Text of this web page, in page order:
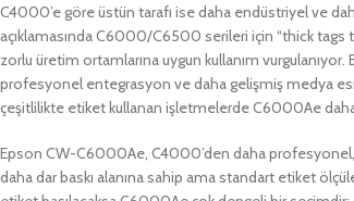
C4000’e göre üstün tarafı ise daha endüstriyel ve
açıklamasında C6000/C6500 serileri için “thick tags
zorlu üretim ortamlarına uygun kullanım
profesyonel entegrasyon ve daha gelişmiş medya
çeşitlilikte etiket kullanan işletmelerde C6000Ae
Epson CW-C6000Ae, C4000’den daha
daha dar baskı alanına sahip ama standart etiket